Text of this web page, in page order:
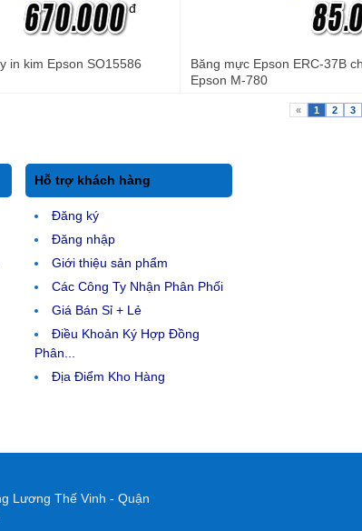
đ
in kim Epson SO15586
Băng mực Epson ERC-37B
Epson M-780
« 1 2 3
Hỗ trợ khách hàng
Đăng ký
Đăng nhập
Giới thiệu sản phẩm
Các Công Ty Nhận Phân Phối
Giá Bán Sỉ + Lẻ
Điều Khoản Ký Hợp Đồng
Phân...
Địa Điểm Kho Hàng
Lương Thế Vinh - Quận